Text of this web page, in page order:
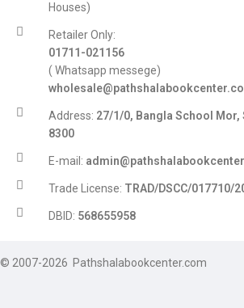
Houses)
Retailer Only:
01711-021156
( Whatsapp messege)
Address: 27/1/0, Bangla School Mor,
8300
E-mail:
Trade License: TRAD/DSCC/017710/
DBID: 568655958
© 2007-2026 Pathshalabookcenter.com